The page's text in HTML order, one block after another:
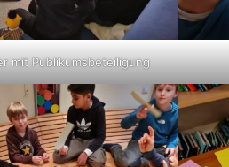
mit Publikumsbeteiligung